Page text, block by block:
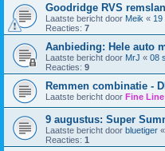
Goodridge RVS
Laatste bericht door Meik « 19
Reacties: 7
Aanbieding: Hele auto
Laatste bericht door MrJ « 08
Reacties: 9
Remmen combinatie -
Laatste bericht door Fine
9 augustus: Super
Laatste bericht door bluetiger «
Reacties: 1